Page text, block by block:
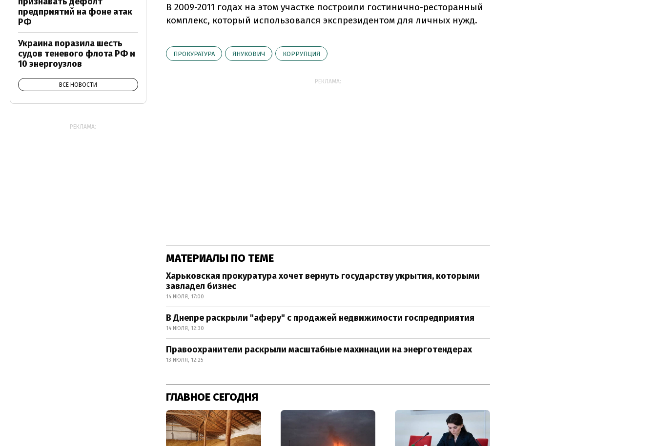
В 2009-2011 годах на этом участке построили гостинично-ресторанный
комплекс, который использовался экспрезидентом для личных нужд.
ПРОКУРАТУРА ЯНУКОВИЧ КОРРУПЦИЯ
РЕКЛАМА:
МАТЕРИАЛЫ ПО ТЕМЕ
Харьковская прокуратура хочет вернуть государству укрытия, которыми
завладел бизнес
14 ИЮЛЯ, 17:00
В Днепре раскрыли "аферу" с продажей недвижимости госпредприятия
14 ИЮЛЯ, 12:30
Правоохранители раскрыли масштабные махинации на энерготендерах
13 ИЮЛЯ, 12:25
ГЛАВНОЕ СЕГОДНЯ
предприятий на фоне атак
РФ
Украина поразила шесть
судов теневого флота РФ и
10 энергоузлов
ВСЕ НОВОСТИ
РЕКЛАМА: